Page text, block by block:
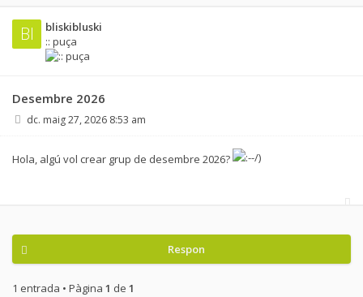
Bl
bliskibluski
:: puça
Desembre 2026
dc. maig 27, 2026 8:53 am
Hola, algú vol crear grup de desembre 2026?
Respon
1 entrada • Pàgina 1 de 1